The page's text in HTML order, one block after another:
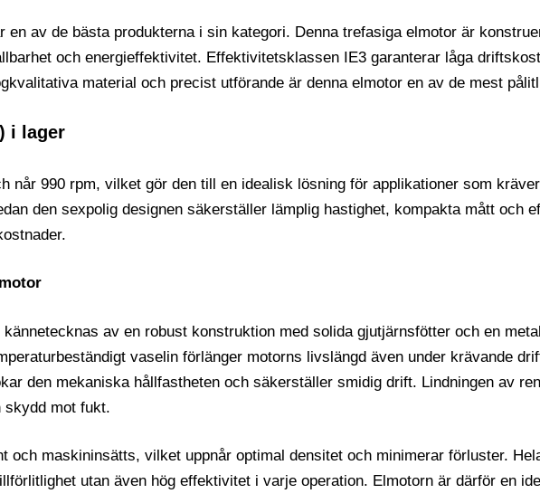
en av de bästa produkterna i sin kategori. Denna trefasiga elmotor är
och energieffektivitet. Effektivitetsklassen IE3 garanterar låga
material och precist utförande är denna elmotor en av de mest
i lager
når 990 rpm, vilket gör den till en idealisk lösning för applikationer som
den sexpolig designen säkerställer lämplig hastighet, kompakta mått
av en robust konstruktion med solida gjutjärnsfötter och en
vaselin förlänger motorns livslängd även under krävande
den mekaniska hållfastheten och säkerställer smidig drift. Lindningen av
skydd mot fukt.
och maskininsätts, vilket uppnår optimal densitet och minimerar förluster.
utan även hög effektivitet i varje operation. Elmotorn är därför en